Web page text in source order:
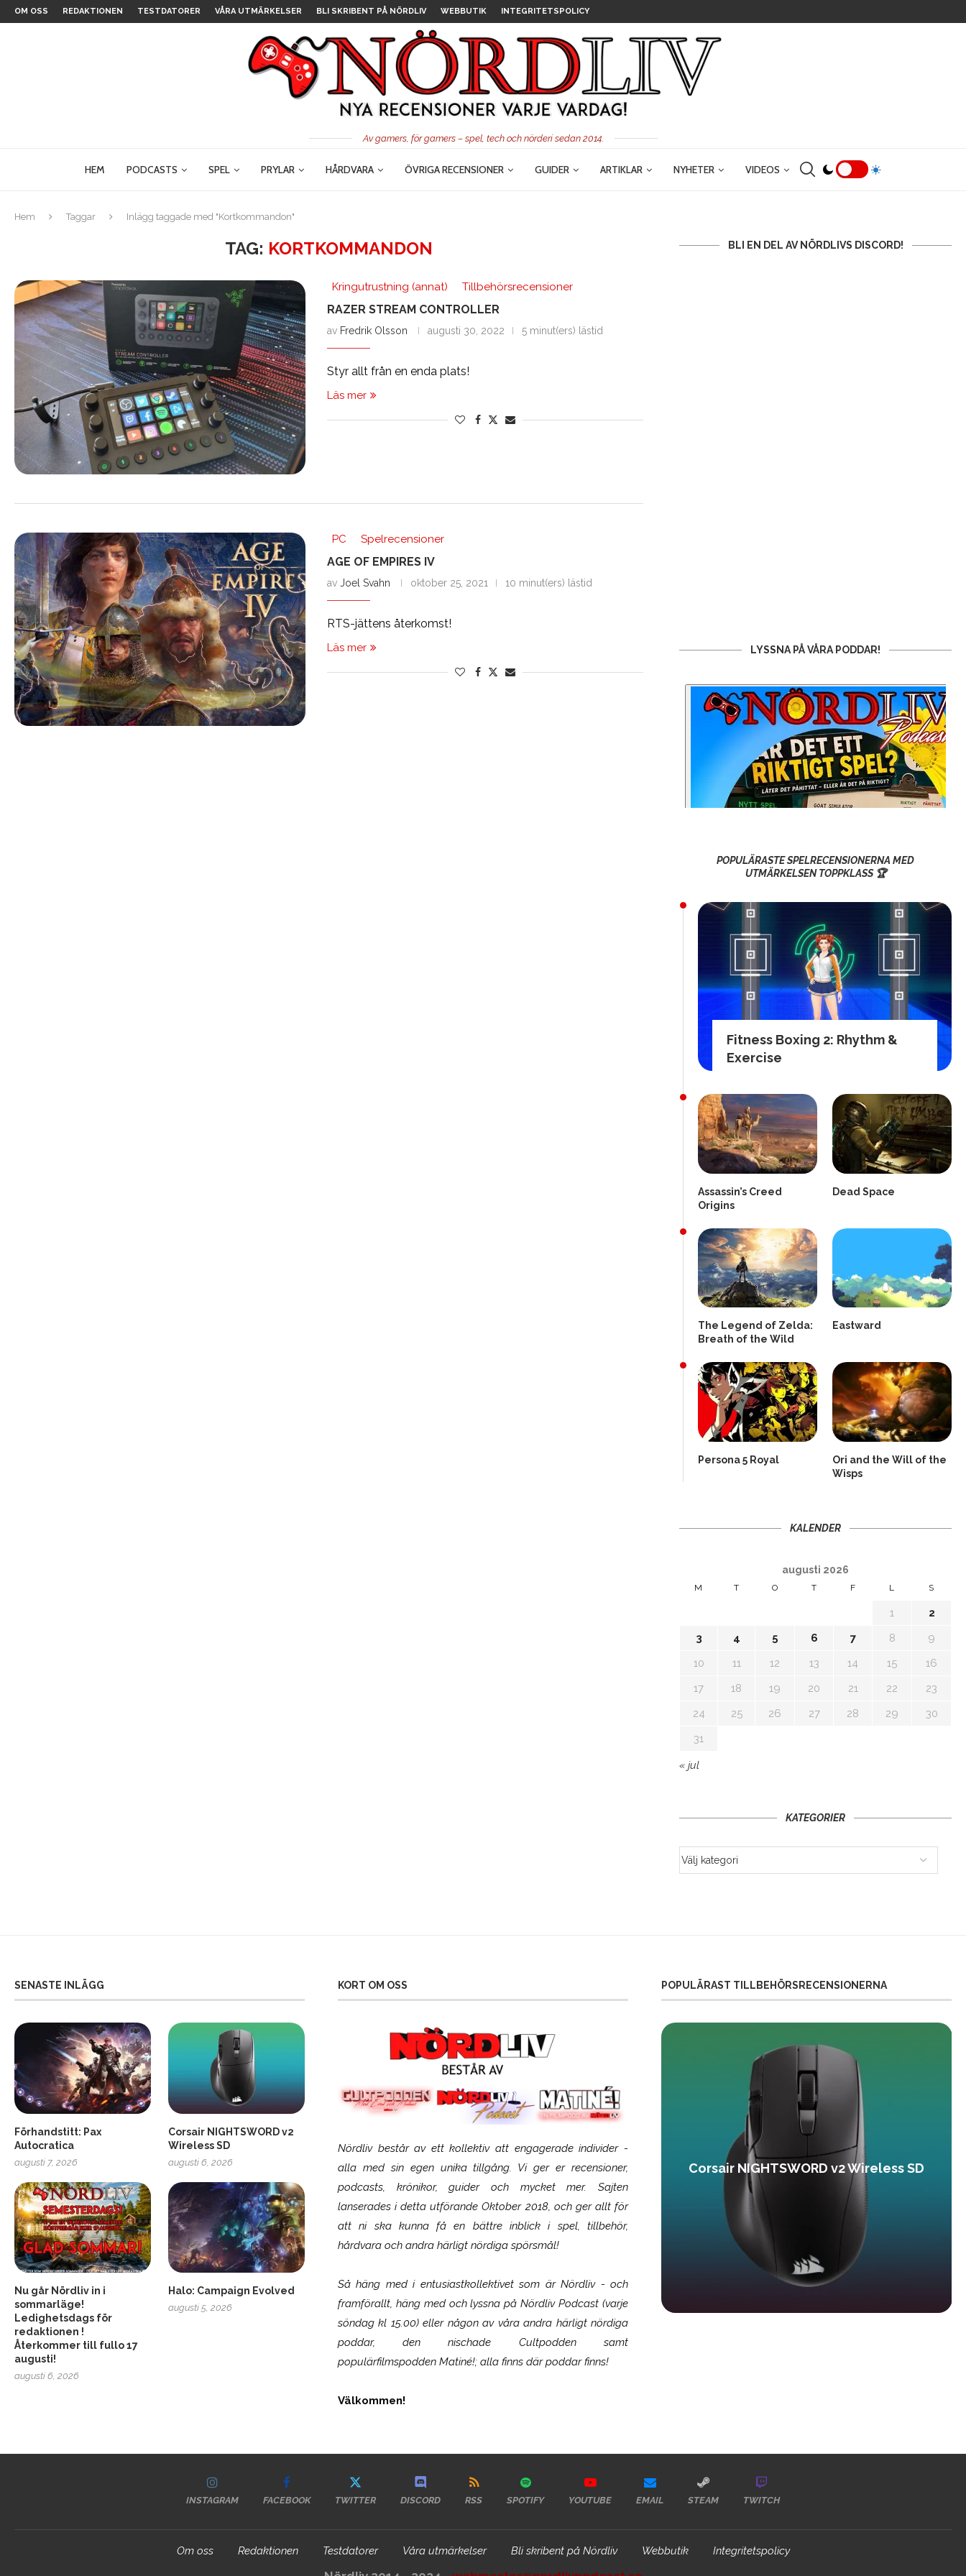
OM OSS REDAKTIONEN TESTDATORER VÅRA UTMÄRKELSER BLI SKRIBENT PÅ NÖRDLIV WEBBUTIK INTEGRITETSPOLICY
Av gamers, för gamers – spel, tech och nörderi sedan 2014.
HEM PODCASTS SPEL PRYLAR HÅRDVARA ÖVRIGA RECENSIONER GUIDER ARTIKLAR NYHETER VIDEOS
Hem Taggar Inlägg taggade med "Kortkommandon"
TAG: KORTKOMMANDON
Kringutrustning (annat) Tillbehörsrecensioner
RAZER STREAM CONTROLLER
av Fredrik Olsson augusti 30, 2022 5 minut(ers) lästid
Styr allt från en enda plats!
Läs mer
PC Spelrecensioner
AGE OF EMPIRES IV
av Joel Svahn oktober 25, 2021 10 minut(ers) lästid
RTS-jättens återkomst!
Läs mer
BLI EN DEL AV NÖRDLIVS DISCORD!
LYSSNA PÅ VÅRA PODDAR!
POPULÄRASTE SPELRECENSIONERNA MED
UTMÄRKELSEN TOPPKLASS 🏆
Fitness Boxing 2: Rhythm &
Exercise
Assassin’s Creed
Origins
Dead Space
The Legend of Zelda:
Breath of the Wild
Eastward
Persona 5 Royal
Ori and the Will of the
Wisps
KALENDER
augusti 2026
M T O T F L S
1
2
3
4 5 6 7 8
9
10
11 12 13 14 15
16
17
18 19 20 21 22
23
24
25 26 27 28 29
30
31
« jul
KATEGORIER
SENASTE INLÄGG
Förhandstitt: Pax
Autocratica
augusti 7, 2026
Corsair NIGHTSWORD v2
Wireless SD
augusti 6, 2026
Nu går Nördliv in i
sommarläge!
Ledighetsdags för
redaktionen !
Återkommer till fullo 17
augusti!
augusti 6, 2026
Halo: Campaign Evolved
augusti 5, 2026
KORT OM OSS
Nördliv består av ett kollektiv att engagerade individer -
alla med sin egen unika tillgång. Vi ger er recensioner,
podcasts, krönikor, guider och mycket mer. Sajten
lanserades i detta utförande Oktober 2018, och ger allt för
att ni ska kunna få en bättre inblick i spel, tillbehör,
hårdvara och andra härligt nördiga spörsmål!
Så häng med i entusiastkollektivet som ärNördliv- och
framförallt, häng med och lyssna på Nördliv Podcast (varje
söndag kl 15.00) eller någon av våra andra härligt nördiga
poddar, den nischade Cultpodden samt
populärfilmspodden Matiné!; alla finns där poddar finns!
Välkommen!
POPULÄRAST TILLBEHÖRSRECENSIONERNA
Soundcore Liberty 5 Pro SCUF Gaming Omega Corsair NIGHTSWORD v2 Wireless SD
INSTAGRAM FACEBOOK TWITTER DISCORD RSS SPOTIFY YOUTUBE EMAIL STEAM TWITCH
Om oss Redaktionen Testdatorer Våra utmärkelser Bli skribent på Nördliv Webbutik Integritetspolicy